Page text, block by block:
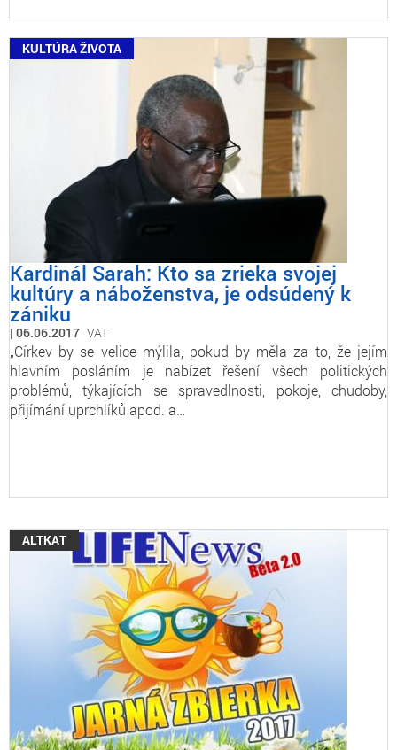
KULTÚRA ŽIVOTA
Kardinál Sarah: Kto sa zrieka svojej
kultúry a náboženstva, je odsúdený k
zániku
06.06.2017 VAT
„Církev by se velice mýlila, pokud by měla za to, že jejím
hlavním posláním je nabízet řešení všech politických
problémů, týkajících se spravedlnosti, pokoje, chudoby,
přijímání uprchlíků apod. a…
ALTKAT